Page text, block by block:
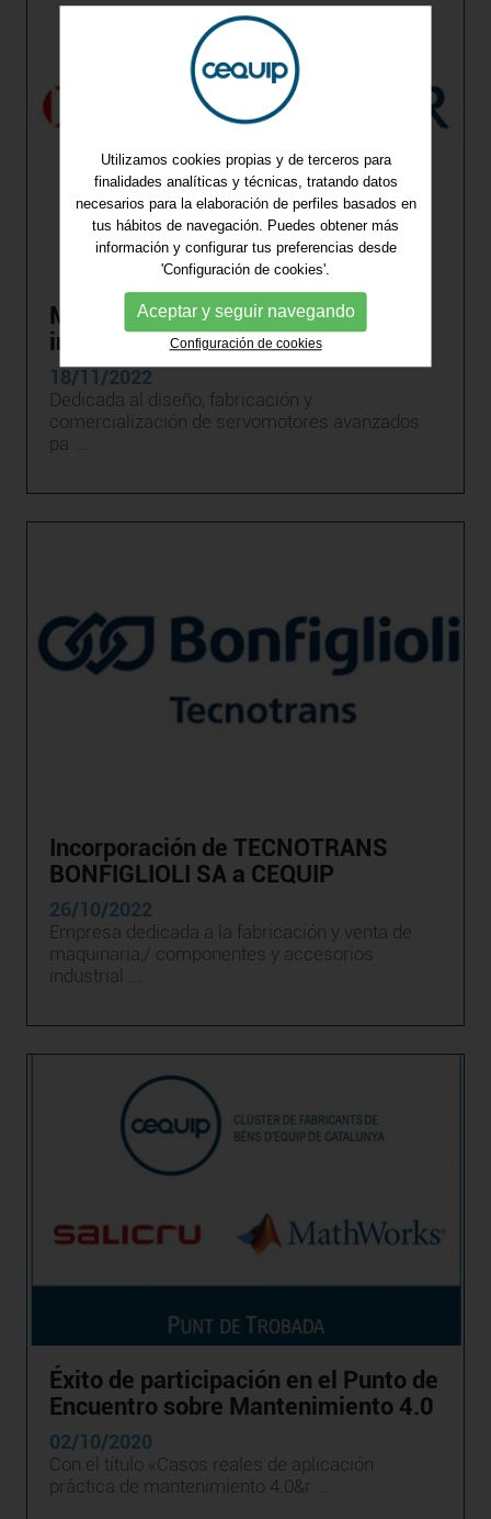
MAVILOR MOTORS SAU se
incorpora a CEQUIP
18/11/2022
Dedicada al diseño, fabricación y
comercialización de servomotores avanzados
pa ...
Incorporación de TECNOTRANS
BONFIGLIOLI SA a CEQUIP
26/10/2022
Empresa dedicada a la fabricación y venta de
maquinaria,/ componentes y accesorios
industrial ...
Éxito de participación en el Punto de
Encuentro sobre Mantenimiento 4.0
02/10/2020
Con el título «Casos reales de aplicación
práctica de mantenimiento 4.0&r ...
Utilizamos cookies propias y de terceros para
finalidades analíticas y técnicas, tratando datos
necesarios para la elaboración de perfiles basados en
tus hábitos de navegación. Puedes obtener más
información y configurar tus preferencias desde
'Configuración de cookies'.
Aceptar y seguir navegando
Configuración de cookies